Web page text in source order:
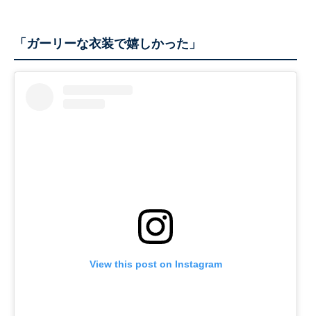
「ガーリーな衣装で嬉しかった」
View this post on Instagram